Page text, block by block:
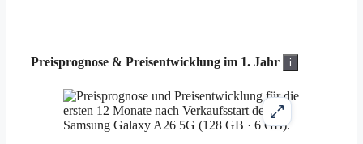
Preisprognose & Preisentwicklung im 1. Jahr i